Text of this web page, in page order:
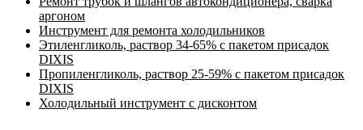
аргоном
Инструмент для ремонта холодильников
Этиленгликоль, раствор 34-65% с пакетом присадок
DIXIS
Пропиленгликоль, раствор 25-59% с пакетом присадок
DIXIS
Холодильный инструмент с дисконтом